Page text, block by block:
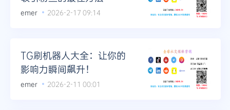
emer 2026-2-17 09:14
TG刷机器人大全：让你的
影响力瞬间飙升！
emer 2026-2-11 00:01